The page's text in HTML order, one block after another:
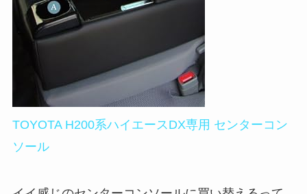
TOYOTA H200系ハイエースDX専用 センターコン
ソール